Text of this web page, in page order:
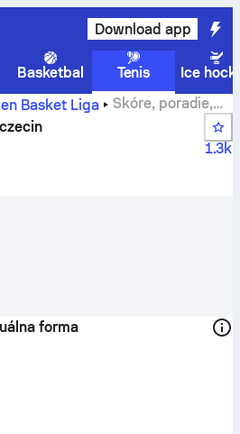
Download app
Basketbal Tenis
Ice
Basket Liga
Skóre, poradie,
Wilki Morskie Štetín
1.3k
forma